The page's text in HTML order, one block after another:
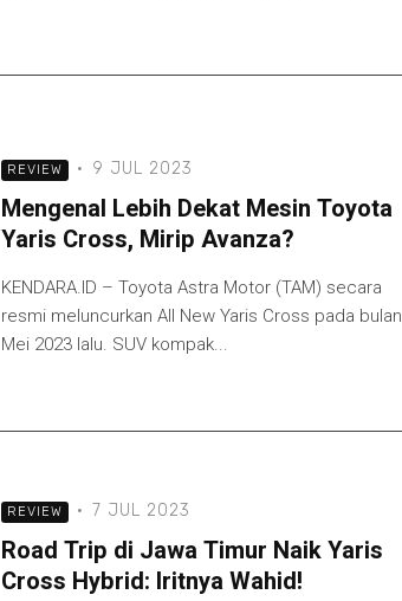
REVIEW · 9 JUL 2023
Mengenal Lebih Dekat Mesin Toyota
Yaris Cross, Mirip Avanza?
KENDARA.ID – Toyota Astra Motor (TAM) secara
resmi meluncurkan All New Yaris Cross pada bulan
Mei 2023 lalu. SUV kompak...
REVIEW · 7 JUL 2023
Road Trip di Jawa Timur Naik Yaris
Cross Hybrid: Iritnya Wahid!